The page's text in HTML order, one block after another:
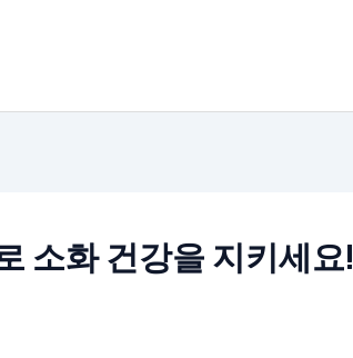
소화 건강을 지키세요!